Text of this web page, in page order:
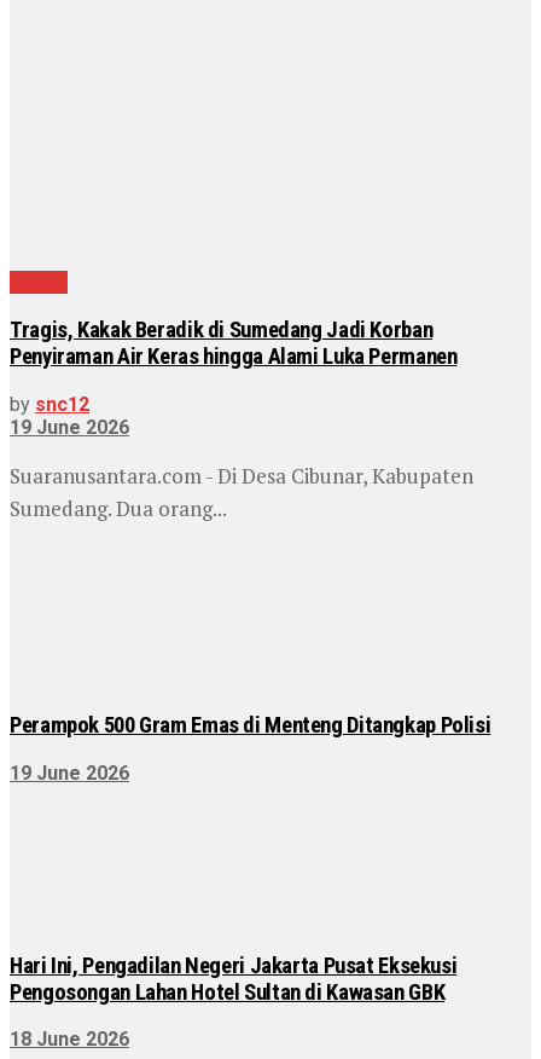
Tragis, Kakak Beradik di Sumedang Jadi Korban
Penyiraman Air Keras hingga Alami Luka Permanen
by snc12
19 June 2026
Suaranusantara.com - Di Desa Cibunar, Kabupaten
Sumedang. Dua orang...
Perampok 500 Gram Emas di Menteng Ditangkap Polisi
19 June 2026
Hari Ini, Pengadilan Negeri Jakarta Pusat Eksekusi
Pengosongan Lahan Hotel Sultan di Kawasan GBK
18 June 2026